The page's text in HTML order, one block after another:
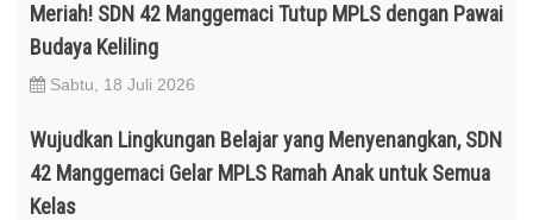
Meriah! SDN 42 Manggemaci Tutup MPLS dengan Pawai
Budaya Keliling
Sabtu, 18 Juli 2026
Wujudkan Lingkungan Belajar yang Menyenangkan, SDN
42 Manggemaci Gelar MPLS Ramah Anak untuk Semua
Kelas